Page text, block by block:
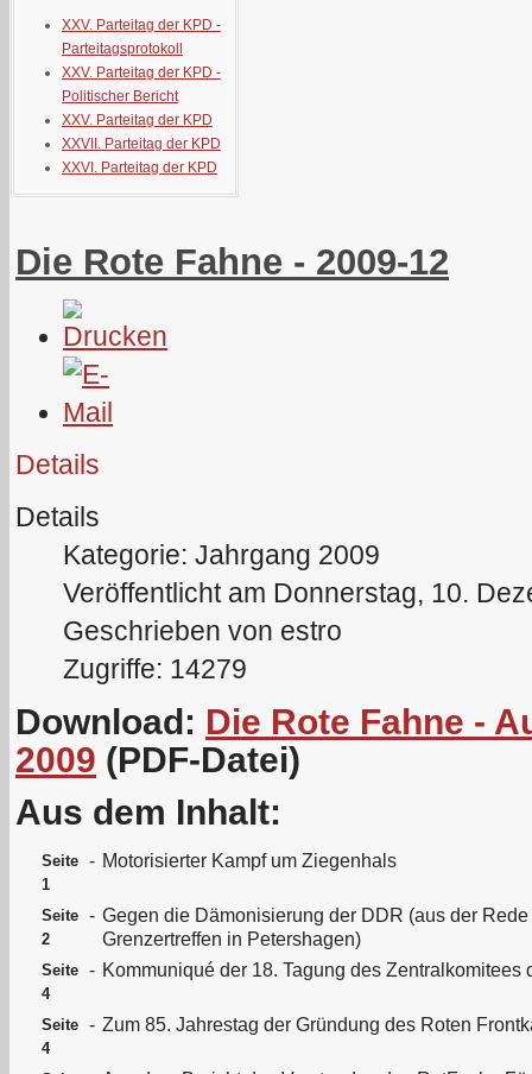
XXV. Parteitag der KPD -
Parteitagsprotokoll
XXV. Parteitag der KPD -
Politischer Bericht
XXV. Parteitag der KPD
XXVII. Parteitag der KPD
XXVI. Parteitag der KPD
Die Rote Fahne - 2009-12
Details
Details
Kategorie: Jahrgang 2009
Veröffentlicht am Donnerstag, 10.
Geschrieben von estro
Zugriffe: 14279
Download: Die Rote Fahne -
2009 (PDF-Datei)
Aus dem Inhalt:
Seite
1
- Motorisierter Kampf um Ziegenhals
Seite
2
- Gegen die Dämonisierung der DDR (aus der
Grenzertreffen in Petershagen)
Seite
4
- Kommuniqué der 18. Tagung des Zentralkomitees
Seite
4
- Zum 85. Jahrestag der Gründung des Roten